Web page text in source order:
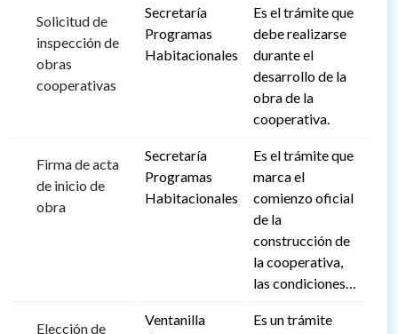
Solicitud de
inspección de
obras
cooperativas
Secretaría
Programas
Habitacionales
Es el trámite que
debe realizarse
durante el
desarrollo de la
obra de la
cooperativa.
Firma de acta
de inicio de
obra
Secretaría
Programas
Habitacionales
Es el trámite que
marca el
comienzo oficial
de la
construcción de
la cooperativa,
las condiciones…
Elección de
Ventanilla
Es un trámite